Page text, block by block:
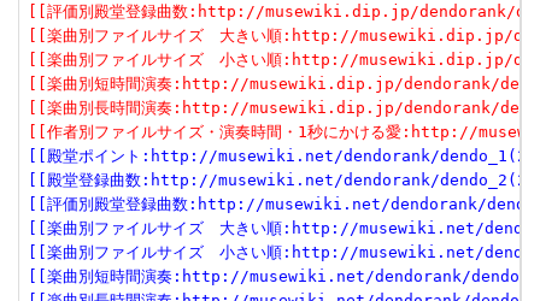
[[評価別殿堂登録曲数:http://musewiki.dip.jp/dendorank/
[[楽曲別ファイルサイズ　大きい順:http://musewiki.dip.jp/
[[楽曲別ファイルサイズ　小さい順:http://musewiki.dip.jp/
[[楽曲別短時間演奏:http://musewiki.dip.jp/dendorank/
[[楽曲別長時間演奏:http://musewiki.dip.jp/dendorank/
[[作者別ファイルサイズ・演奏時間・1秒にかける愛:http://
[[殿堂ポイント:http://musewiki.net/dendorank/
[[殿堂登録曲数:http://musewiki.net/dendorank/
[[評価別殿堂登録曲数:http://musewiki.net/dendorank/
[[楽曲別ファイルサイズ　大きい順:http://musewiki.net/
[[楽曲別ファイルサイズ　小さい順:http://musewiki.net/
[[楽曲別短時間演奏:http://musewiki.net/dendorank/